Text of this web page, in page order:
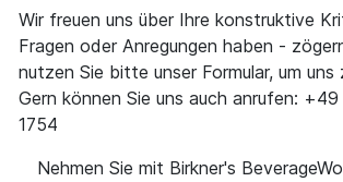
Wir freuen uns über Ihre konstruktive
Fragen oder Anregungen haben -
nutzen Sie bitte unser Formular, um uns
Gern können Sie uns auch anrufen:
1754
Nehmen Sie mit Birkner's